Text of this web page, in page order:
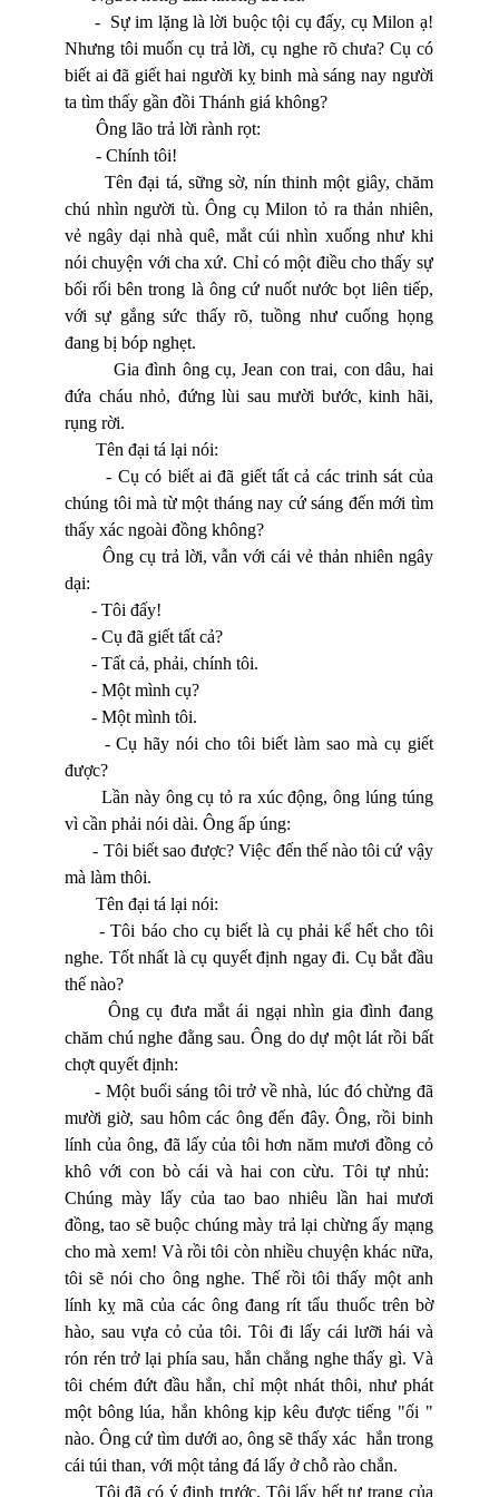
- Sự im lặng là lời buộc tội cụ đấy, cụ Milon ạ!
Nhưng tôi muốn cụ trả lời, cụ nghe rõ chưa? Cụ có
biết ai đã giết hai người kỵ binh mà sáng nay người
ta tìm thấy gần đồi Thánh giá không?
Ông lão trả lời rành rọt:
- Chính tôi!
Tên đại tá, sững sờ, nín thinh một giây, chăm
chú nhìn người tù. Ông cụ Milon tỏ ra thản nhiên,
vẻ ngây dại nhà quê, mắt cúi nhìn xuống như khi
nói chuyện với cha xứ. Chỉ có một điều cho thấy sự
bối rối bên trong là ông cứ nuốt nước bọt liên tiếp,
với sự gắng sức thấy rõ, tuồng như cuống họng
đang bị bóp nghẹt.
Gia đình ông cụ, Jean con trai, con dâu, hai
đứa cháu nhỏ, đứng lùi sau mười bước, kinh hãi,
rụng rời.
Tên đại tá lại nói:
- Cụ có biết ai đã giết tất cả các trinh sát của
chúng tôi mà từ một tháng nay cứ sáng đến mới tìm
thấy xác ngoài đồng không?
Ông cụ trả lời, vẫn với cái vẻ thản nhiên ngây
dại:
- Tôi đấy!
- Cụ đã giết tất cả?
- Tất cả, phải, chính tôi.
- Một mình cụ?
- Một mình tôi.
- Cụ hãy nói cho tôi biết làm sao mà cụ giết
được?
Lần này ông cụ tỏ ra xúc động, ông lúng túng
vì cần phải nói dài. Ông ấp úng:
- Tôi biết sao được? Việc đến thế nào tôi cứ vậy
mà làm thôi.
Tên đại tá lại nói:
- Tôi báo cho cụ biết là cụ phải kể hết cho tôi
nghe. Tốt nhất là cụ quyết định ngay đi. Cụ bắt đầu
thế nào?
Ông cụ đưa mắt ái ngại nhìn gia đình đang
chăm chú nghe đằng sau. Ông do dự một lát rồi bất
chợt quyết định:
- Một buổi sáng tôi trở về nhà, lúc đó chừng đã
mười giờ, sau hôm các ông đến đây. Ông, rồi binh
lính của ông, đã lấy của tôi hơn năm mươi đồng cỏ
khô với con bò cái và hai con cừu. Tôi tự nhủ:
Chúng mày lấy của tao bao nhiêu lần hai mươi
đồng, tao sẽ buộc chúng mày trả lại chừng ấy mạng
cho mà xem! Và rồi tôi còn nhiều chuyện khác nữa,
tôi sẽ nói cho ông nghe. Thế rồi tôi thấy một anh
lính kỵ mã của các ông đang rít tẩu thuốc trên bờ
hào, sau vựa cỏ của tôi. Tôi đi lấy cái lưỡi hái và
rón rén trở lại phía sau, hắn chẳng nghe thấy gì. Và
tôi chém đứt đầu hắn, chỉ một nhát thôi, như phát
một bông lúa, hắn không kịp kêu được tiếng "ối "
nào. Ông cứ tìm dưới ao, ông sẽ thấy xác hắn trong
cái túi than, với một tảng đá lấy ở chỗ rào chắn.
Tôi đã có ý định trước. Tôi lấy hết tư trang của